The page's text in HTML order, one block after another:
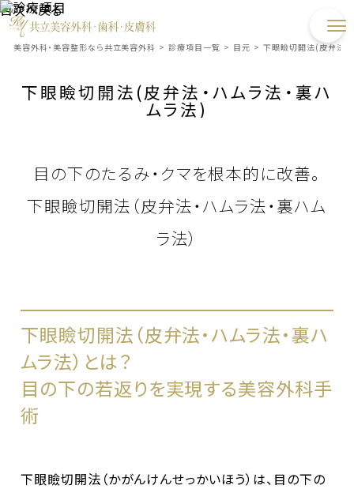
目次へ戻る
美容外科・美容整形なら共立美容外科 > 診療項目一覧 > 目元 > 下眼瞼切開法(皮弁法・
下眼瞼切開法(皮弁法・ハムラ法・裏ハ
ムラ法)
目の下のたるみ・クマを根本的に改善。
下眼瞼切開法（皮弁法・ハムラ法・裏ハム
ラ法）
下眼瞼切開法（皮弁法・ハムラ法・裏ハ
ムラ法）とは？
目の下の若返りを実現する美容外科手
術
下眼瞼切開法（かがんけんせっかいほう）は、目の下の